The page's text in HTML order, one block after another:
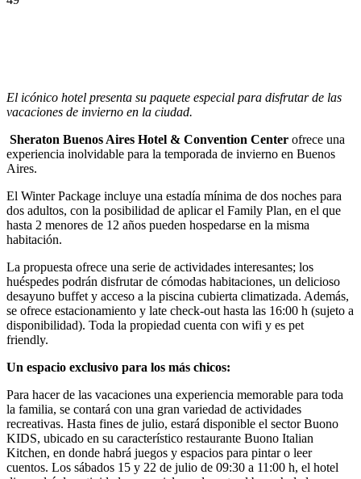
El icónico hotel presenta su paquete especial para disfrutar de las
vacaciones de invierno en la ciudad.
Sheraton Buenos Aires Hotel & Convention Center ofrece una
experiencia inolvidable para la temporada de invierno en Buenos
Aires.
El Winter Package incluye una estadía mínima de dos noches para
dos adultos, con la posibilidad de aplicar el Family Plan, en el que
hasta 2 menores de 12 años pueden hospedarse en la misma
habitación.
La propuesta ofrece una serie de actividades interesantes; los
huéspedes podrán disfrutar de cómodas habitaciones, un delicioso
desayuno buffet y acceso a la piscina cubierta climatizada. Además,
se ofrece estacionamiento y late check-out hasta las 16:00 h (sujeto a
disponibilidad). Toda la propiedad cuenta con wifi y es pet
friendly.
Un espacio exclusivo para los más chicos:
Para hacer de las vacaciones una experiencia memorable para toda
la familia, se contará con una gran variedad de actividades
recreativas. Hasta fines de julio, estará disponible el sector Buono
KIDS, ubicado en su característico restaurante Buono Italian
Kitchen, en donde habrá juegos y espacios para pintar o leer
cuentos. Los sábados 15 y 22 de julio de 09:30 a 11:00 h, el hotel